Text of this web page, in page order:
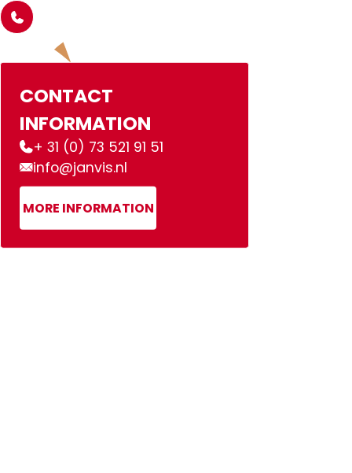
CONTACT
INFORMATION
+ 31 (0) 73 521 91 51
info@janvis.nl
MORE INFORMATION